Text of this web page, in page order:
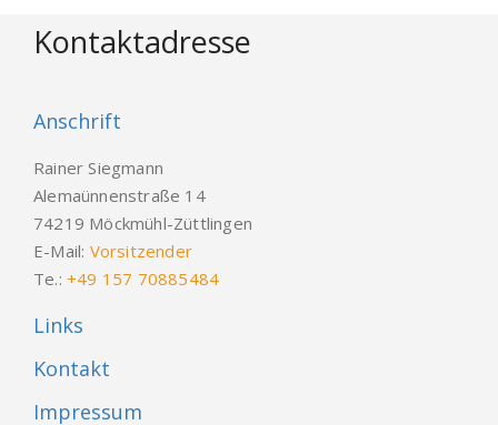
Kontaktadresse
Anschrift
Rainer Siegmann
Alemaünnenstraße 14
74219 Möckmühl-Züttlingen
E-Mail: Vorsitzender
Te.: +49 157 70885484
Links
Kontakt
Impressum